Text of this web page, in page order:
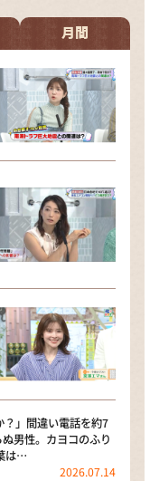
月間
？」間違い電話を約7
男性。カヨコのふり
は…
2026.07.14